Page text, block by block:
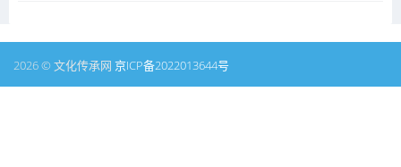
2026 © 文化传承网 京ICP备2022013644号